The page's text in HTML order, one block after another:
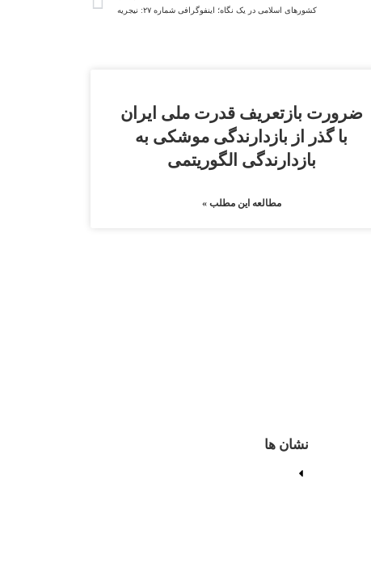
کشورهای اسلامی در یک نگاه؛ اینفوگرافی شماره ۲۷: نیجریه
ضرورت بازتعریف قدرت ملی ایران
با گذر از بازدارندگی موشکی به
بازدارندگی الگوریتمی
مطالعه این مطلب »
نشان ها